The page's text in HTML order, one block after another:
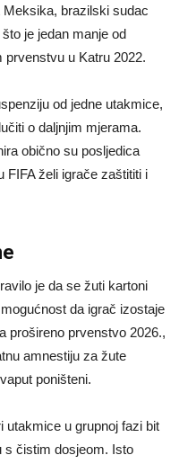
brazilski sudac
je jedan manje od
prvenstvu u Katru 2022.
od jedne utakmice,
o daljnjim mjerama.
obično su posljedica
FIFA želi igrače zaštititi i
je da se žuti kartoni
da igrač izostaje
prošireno prvenstvo 2026.,
amnestiju za žute
poništeni.
utakmice u grupnoj fazi bit
s čistim dosjeom. Isto